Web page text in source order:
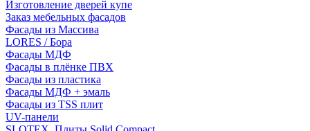
Изготовление дверей купе
Заказ мебельных фасадов
Фасады из Массива
LORES / Бора
Фасады МДФ
Фасады в плёнке ПВХ
Фасады из пластика
Фасады МДФ + эмаль
Фасады из TSS плит
UV-панели